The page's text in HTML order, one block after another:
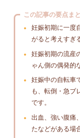
この記事の要点ま
妊娠初期に一度
がると考えすぎ
妊娠初期の流産
ゃん側の偶発的
妊娠中の自転車
も、転倒・急ブ
です。
出血、強い腹痛
たなどがある場